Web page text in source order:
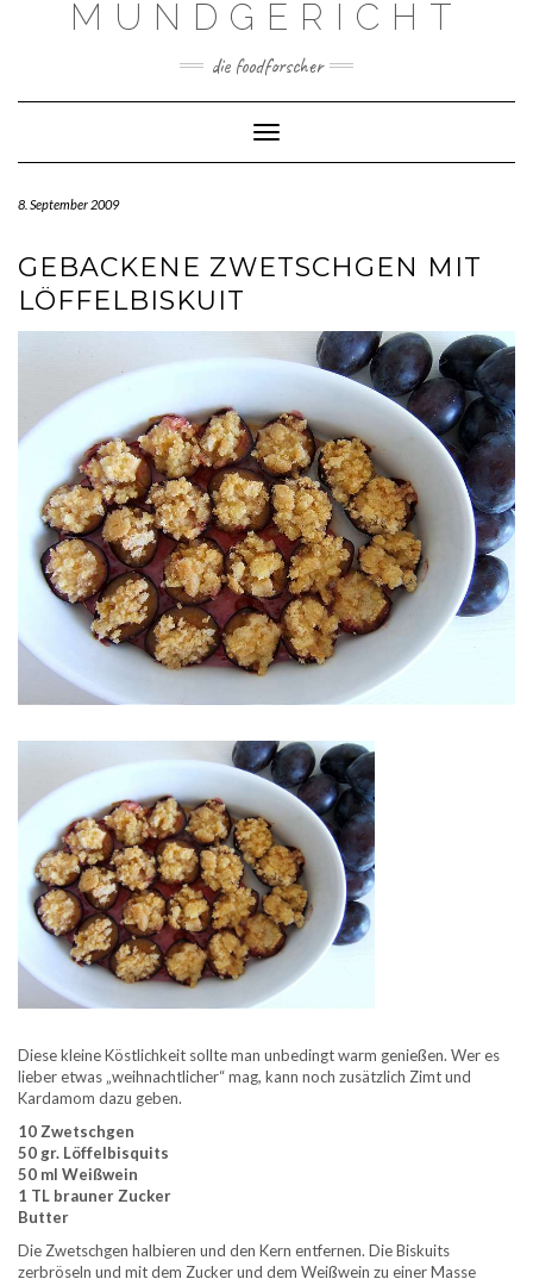
MUNDGERICHT
die foodforscher
Toggle Navigation
8. September 2009
GEBACKENE ZWETSCHGEN MIT
LÖFFELBISKUIT
Diese kleine Köstlichkeit sollte man unbedingt warm genießen. Wer es
lieber etwas „weihnachtlicher“ mag, kann noch zusätzlich Zimt und
Kardamom dazu geben.
10 Zwetschgen
50 gr. Löffelbisquits
50 ml Weißwein
1 TL brauner Zucker
Butter
Die Zwetschgen halbieren und den Kern entfernen. Die Biskuits
zerbröseln und mit dem Zucker und dem Weißwein zu einer Masse